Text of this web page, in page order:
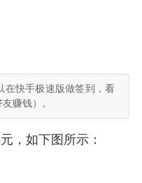
在快手极速版做签到，看
赚钱）。
，如下图所示：